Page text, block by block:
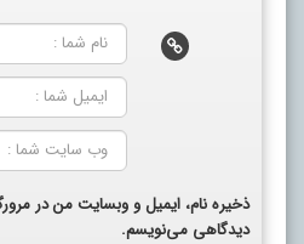
ذخیره نام، ایمیل و وبسایت من در
دیدگاهی می‌نویسم.